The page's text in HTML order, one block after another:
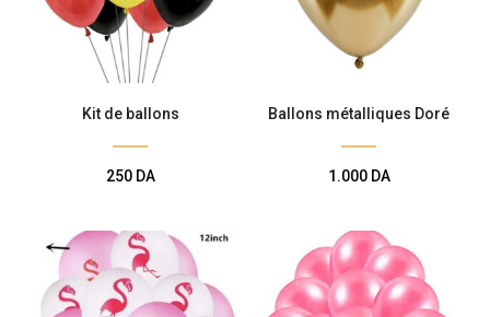
Kit de ballons
250 DA
Ballons métalliques Doré
1.000 DA